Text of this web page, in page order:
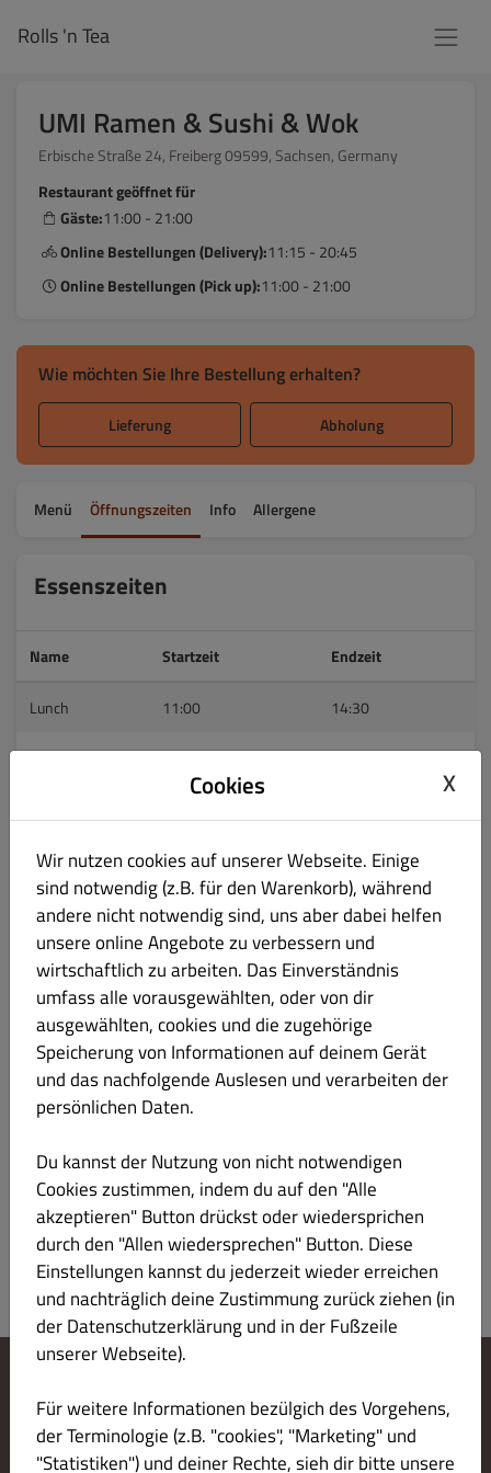
Rolls 'n Tea
UMI Ramen & Sushi & Wok
Erbische Straße 24, Freiberg 09599, Sachsen, Germany
Restaurant geöffnet für
Gäste:11:00 - 21:00
Online Bestellungen (Delivery):11:15 - 20:45
Online Bestellungen (Pick up):11:00 - 21:00
Wie möchten Sie Ihre Bestellung erhalten?
Lieferung Abholung
Menü Öffnungszeiten Info Allergene
Essenszeiten
Name Startzeit Endzeit
Lunch 11:00 14:30
Öffnungszeiten
Öffnungszeiten Lieferung Abholung
Montag (11:00 - 21:00) GESCHLOSSEN GESCHLOSSEN
Dienstag (11:00 - 21:00) (11:15 - 20:45)
Mittwoch (11:00 - 21:00) (11:15 - 20:45)
Donnerstag (11:00 - 21:00) (11:15 - 20:45) (11:00 - 21:00)
Freitag (11:00 - 21:00)
Samstag (11:30 - 21:00) (12:30 - 20:45) (11:30 - 21:00)
Sonntag (11:30 - 21:00) (15:15 - 20:45) (15:15 - 21:00)
Cookie-Einstellungen ändern
Kontaktiere uns
Datenschutzerklärung
Cookies X
Wir nutzen cookies auf unserer Webseite. Einige
sind notwendig (z.B. für den Warenkorb), während
andere nicht notwendig sind, uns aber dabei helfen
unsere online Angebote zu verbessern und
wirtschaftlich zu arbeiten. Das Einverständnis
umfass alle vorausgewählten, oder von dir
ausgewählten, cookies und die zugehörige
Speicherung von Informationen auf deinem Gerät
und das nachfolgende Auslesen und verarbeiten der
persönlichen Daten.
Du kannst der Nutzung von nicht notwendigen
Cookies zustimmen, indem du auf den "Alle
akzeptieren" Button drückst oder wiedersprichen
durch den "Allen wiedersprechen" Button. Diese
Einstellungen kannst du jederzeit wieder erreichen
und nachträglich deine Zustimmung zurück ziehen (in
der Datenschutzerklärung und in der Fußzeile
unserer Webseite).
Für weitere Informationen bezülgich des Vorgehens,
der Terminologie (z.B. "cookies", "Marketing" und
"Statistiken") und deiner Rechte, sieh dir bitte unsere